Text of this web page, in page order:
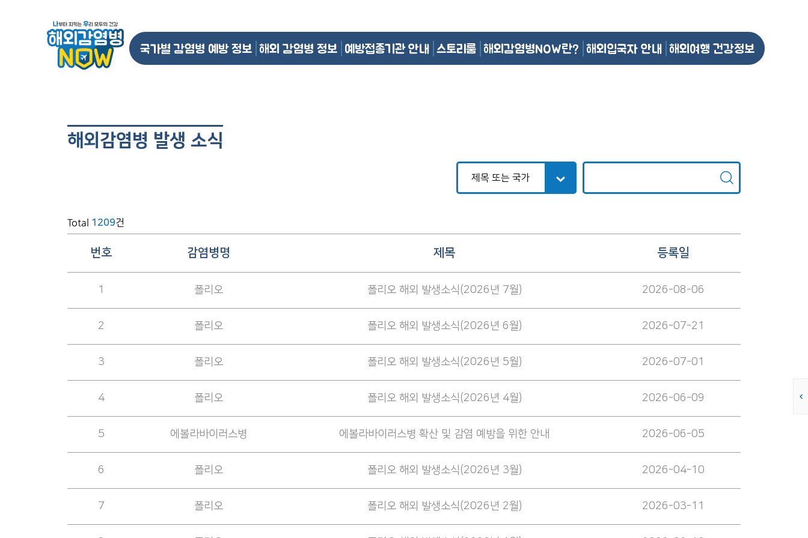
국가별 감염병 예방 정보 해외 감염병 정보 예방접종기관 안내 스토리룸 해외감염병NOW란? 해외입국자 안내 해외여행 건강정보
해외감염병 발생 소식
Total 1209건
번호 감염병명 제목 등록일
1 폴리오 폴리오 해외 발생소식(2026년 7월) 2026-08-06
2 폴리오 폴리오 해외 발생소식(2026년 6월) 2026-07-21
3 폴리오 폴리오 해외 발생소식(2026년 5월) 2026-07-01
4 폴리오 폴리오 해외 발생소식(2026년 4월) 2026-06-09
5 에볼라바이러스병 에볼라바이러스병 확산 및 감염 예방을 위한 안내 2026-06-05
6 폴리오 폴리오 해외 발생소식(2026년 3월) 2026-04-10
7 폴리오 폴리오 해외 발생소식(2026년 2월) 2026-03-11